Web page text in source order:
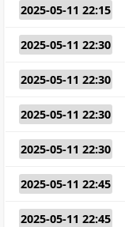
2025-05-11 22:15
2025-05-11 22:30
2025-05-11 22:30
2025-05-11 22:30
2025-05-11 22:30
2025-05-11 22:45
2025-05-11 22:45